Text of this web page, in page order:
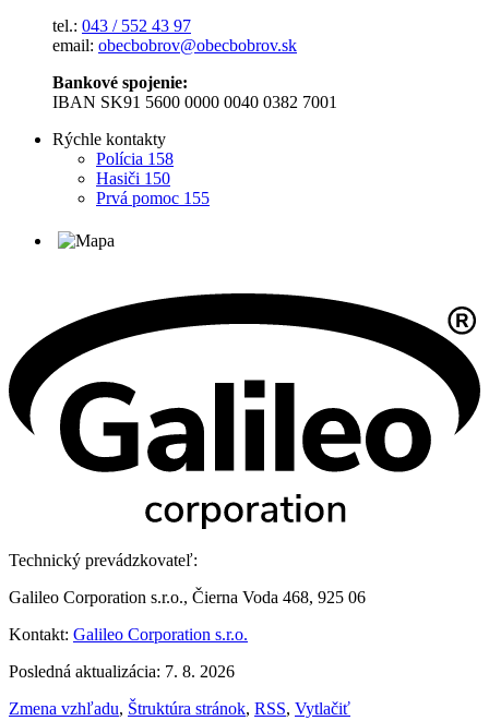
tel.: 043 / 552 43 97
email: obecbobrov@obecbobrov.sk
Bankové spojenie:
IBAN SK91 5600 0000 0040 0382 7001
Rýchle kontakty
Polícia 158
Hasiči 150
Prvá pomoc 155
Technický prevádzkovateľ:
Galileo Corporation s.r.o., Čierna Voda 468, 925 06
Kontakt: Galileo Corporation s.r.o.
Posledná aktualizácia: 7. 8. 2026
Zmena vzhľadu, Štruktúra stránok, RSS, Vytlačiť